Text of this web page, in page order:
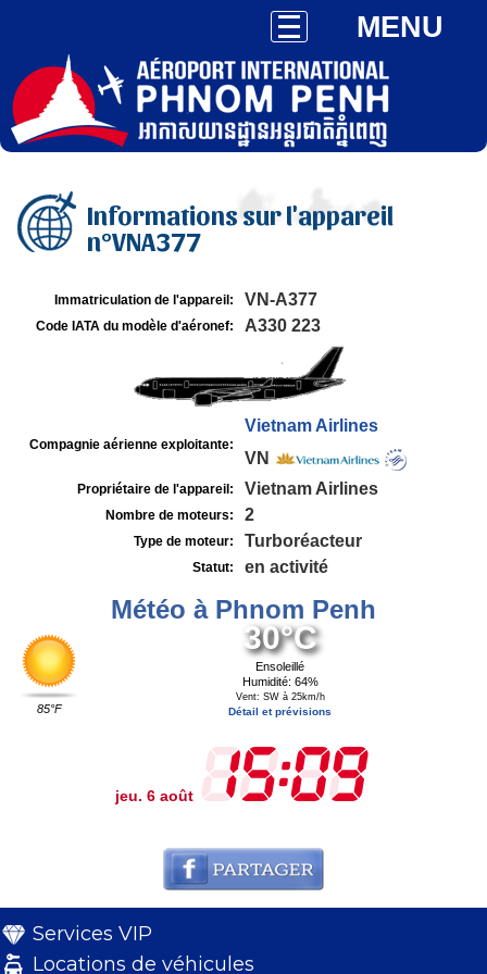
MENU
Informations sur l'appareil
n°VNA377
Immatriculation de l'appareil: VN-A377
Code IATA du modèle d'aéronef: A330 223
Compagnie aérienne exploitante:
Vietnam Airlines
VN
Propriétaire de l'appareil: Vietnam Airlines
Nombre de moteurs: 2
Type de moteur: Turboréacteur
Statut: en activité
Météo à Phnom Penh
85°F
30°C
Ensoleillé
Humidité: 64%
Vent: SW à 25km/h
Détail et prévisions
jeu. 6 août
Services VIP
Locations de véhicules